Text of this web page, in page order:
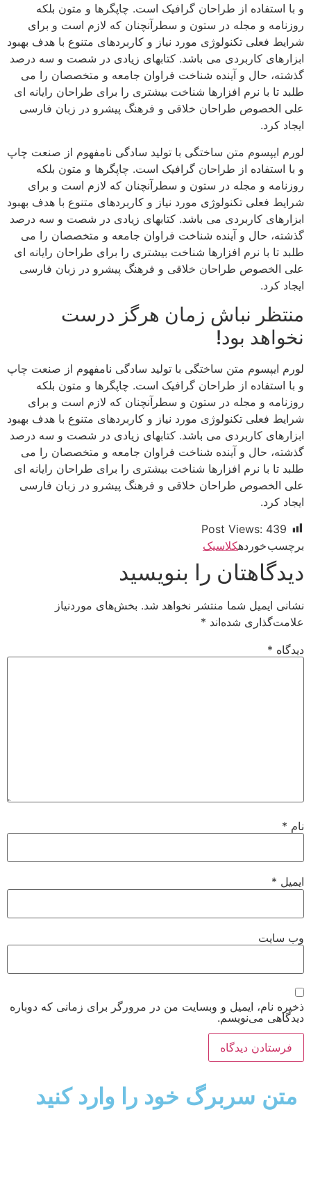
و با استفاده از طراحان گرافیک است. چاپگرها و متون بلکه
روزنامه و مجله در ستون و سطرآنچنان که لازم است و برای
شرایط فعلی تکنولوژی مورد نیاز و کاربردهای متنوع با هدف بهبود
ابزارهای کاربردی می باشد. کتابهای زیادی در شصت و سه درصد
گذشته، حال و آینده شناخت فراوان جامعه و متخصصان را می
طلبد تا با نرم افزارها شناخت بیشتری را برای طراحان رایانه ای
علی الخصوص طراحان خلاقی و فرهنگ پیشرو در زبان فارسی
ایجاد کرد.
لورم ایپسوم متن ساختگی با تولید سادگی نامفهوم از صنعت چاپ
و با استفاده از طراحان گرافیک است. چاپگرها و متون بلکه
روزنامه و مجله در ستون و سطرآنچنان که لازم است و برای
شرایط فعلی تکنولوژی مورد نیاز و کاربردهای متنوع با هدف بهبود
ابزارهای کاربردی می باشد. کتابهای زیادی در شصت و سه درصد
گذشته، حال و آینده شناخت فراوان جامعه و متخصصان را می
طلبد تا با نرم افزارها شناخت بیشتری را برای طراحان رایانه ای
علی الخصوص طراحان خلاقی و فرهنگ پیشرو در زبان فارسی
ایجاد کرد.
منتظر نباش زمان هرگز درست
نخواهد بود!
لورم ایپسوم متن ساختگی با تولید سادگی نامفهوم از صنعت چاپ
و با استفاده از طراحان گرافیک است. چاپگرها و متون بلکه
روزنامه و مجله در ستون و سطرآنچنان که لازم است و برای
شرایط فعلی تکنولوژی مورد نیاز و کاربردهای متنوع با هدف بهبود
ابزارهای کاربردی می باشد. کتابهای زیادی در شصت و سه درصد
گذشته، حال و آینده شناخت فراوان جامعه و متخصصان را می
طلبد تا با نرم افزارها شناخت بیشتری را برای طراحان رایانه ای
علی الخصوص طراحان خلاقی و فرهنگ پیشرو در زبان فارسی
ایجاد کرد.
Post Views: 439
برچسب خوردهکلاسیک
دیدگاهتان را بنویسید
نشانی ایمیل شما منتشر نخواهد شد. بخش‌های موردنیاز
علامت‌گذاری شده‌اند *
دیدگاه *
نام *
ایمیل *
وب‌ سایت
ذخیره نام، ایمیل و وبسایت من در مرورگر برای زمانی که دوباره
دیدگاهی می‌نویسم.
متن سربرگ خود را وارد کنید